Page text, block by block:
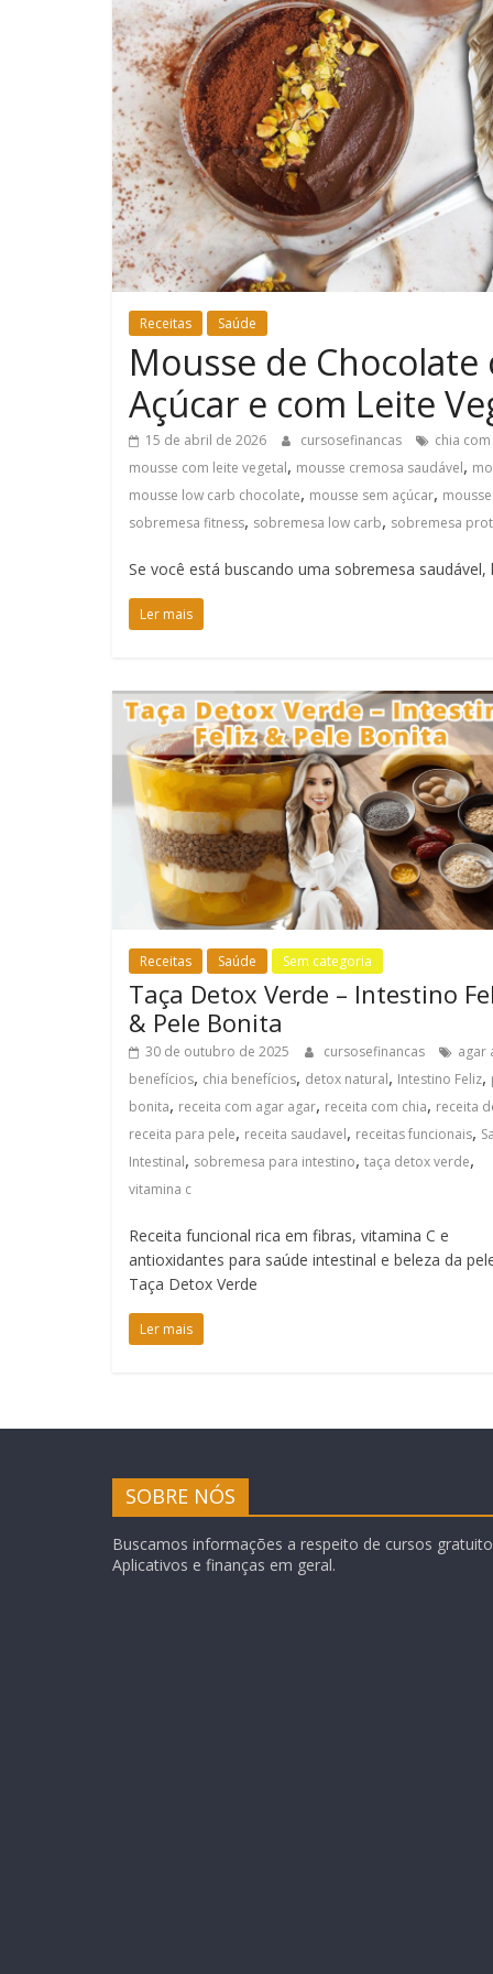
Receitas Saúde
Mousse de Chocolate
Açúcar e com Leite
15 de abril de 2026 cursosefinancas chia
mousse com leite vegetal, mousse cremosa saudável,
mousse low carb chocolate, mousse sem açúcar,
sobremesa fitness, sobremesa low carb, sobremesa
Se você está buscando uma sobremesa
Ler mais
Receitas Saúde Sem categoria
Taça Detox Verde – Intestino
& Pele Bonita
30 de outubro de 2025 cursosefinancas
agar
benefícios, chia benefícios, detox natural, Intestino Feliz,
bonita, receita com agar agar, receita com chia, receita
receita para pele, receita saudavel, receitas funcionais,
Intestinal, sobremesa para intestino, taça detox verde,
vitamina c
Receita funcional rica em fibras, vitamina C e
antioxidantes para saúde intestinal e beleza da
Taça Detox Verde
Ler mais
SOBRE NÓS
Buscamos informações a respeito de cursos
Aplicativos e finanças em geral.